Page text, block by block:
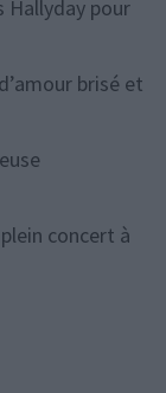
Hallyday pour
brisé et
concert à